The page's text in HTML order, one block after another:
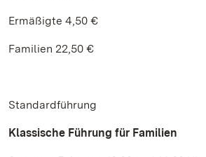
Ermäßigte 4,50 €
Familien 22,50 €
Standardführung
Klassische Führung für Familien